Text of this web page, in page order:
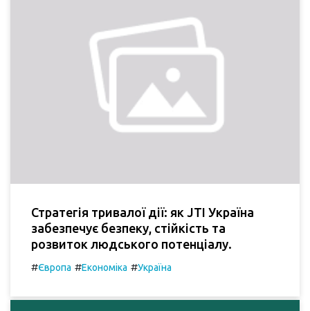
Стратегія тривалої дії: як JTI Україна
забезпечує безпеку, стійкість та
розвиток людського потенціалу.
#Європа #Економіка #Україна